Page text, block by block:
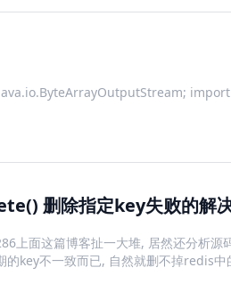
删除指定key失败的解
面这篇博客扯一大堆, 居然还分析源
key不一致而已, 自然就删不掉redis中